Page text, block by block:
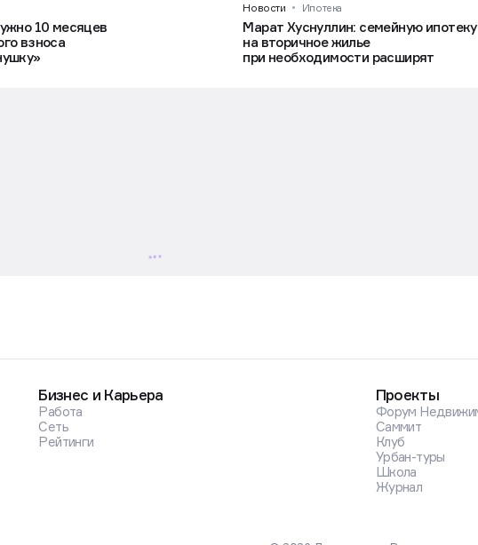
10 месяцев
взноса
Новости Ипотека
Марат Хуснуллин: семейную ипотеку
на вторичное жилье
при необходимости расширят
повышения ключевой ставки в будущем нельзя. Об этом
ту политику, которая необходима для снижения инфляции», —
регулятор рассматривал два варианта решения по ключевой
ситуацию на топливном рынке, однако рассматривает
Денежно-кредитная политика, по словам Набиуллиной,